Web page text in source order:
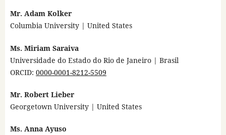
Mr. Adam Kolker
Columbia University | United States
Ms. Miriam Saraiva
Universidade do Estado do Rio de Janeiro | Brasil
ORCID: 0000-0001-8212-5509
Mr. Robert Lieber
Georgetown University | United States
Ms. Anna Ayuso